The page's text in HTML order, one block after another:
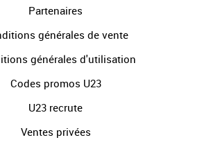
Partenaires
générales de vente
générales d'utilisation
Codes promos U23
U23 recrute
Ventes privées